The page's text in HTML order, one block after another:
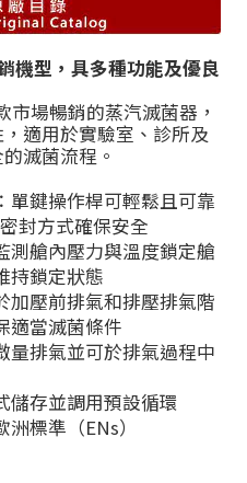
機型，具多種功能及優良
場暢銷的蒸汽滅菌器，
適用於實驗室、診所及
滅菌流程。
單鍵操作桿可輕鬆且可靠
封方式確保安全
測艙內壓力與溫度鎖定艙
持鎖定狀態
加壓前排氣和排壓排氣階
適當滅菌條件
量排氣並可於排氣過程中
儲存並調用預設循環
標準（ENs）